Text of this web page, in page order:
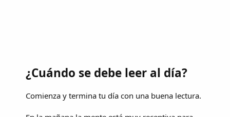
¿Cuándo se debe leer al día?
Comienza y termina tu día con una buena lectura.